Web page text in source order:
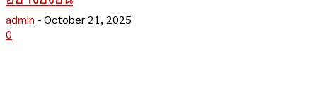
admin -October 21, 2025
0